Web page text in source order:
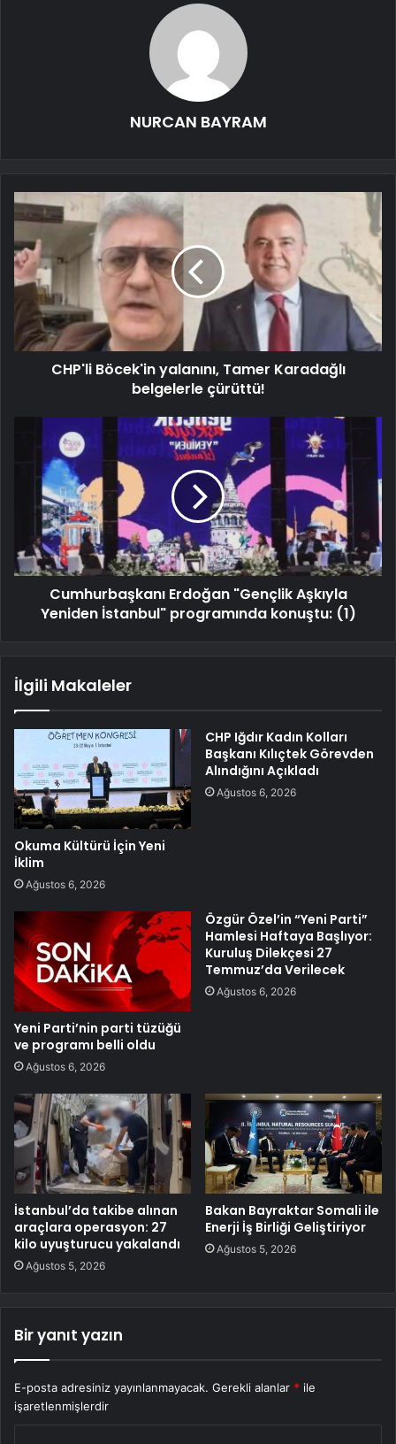
NURCAN BAYRAM
CHP'li Böcek'in yalanını, Tamer Karadağlı
belgelerle çürüttü!
Cumhurbaşkanı Erdoğan "Gençlik Aşkıyla
Yeniden İstanbul" programında konuştu: (1)
İlgili Makaleler
Okuma Kültürü İçin Yeni
İklim
Ağustos 6, 2026
CHP Iğdır Kadın Kolları
Başkanı Kılıçtek Görevden
Alındığını Açıkladı
Ağustos 6, 2026
Yeni Parti’nin parti tüzüğü
ve programı belli oldu
Ağustos 6, 2026
Özgür Özel’in “Yeni Parti”
Hamlesi Haftaya Başlıyor:
Kuruluş Dilekçesi 27
Temmuz’da Verilecek
Ağustos 6, 2026
İstanbul’da takibe alınan
araçlara operasyon: 27
kilo uyuşturucu yakalandı
Ağustos 5, 2026
Bakan Bayraktar Somali ile
Enerji İş Birliği Geliştiriyor
Ağustos 5, 2026
Bir yanıt yazın
E-posta adresiniz yayınlanmayacak. Gerekli alanlar * ile
işaretlenmişlerdir